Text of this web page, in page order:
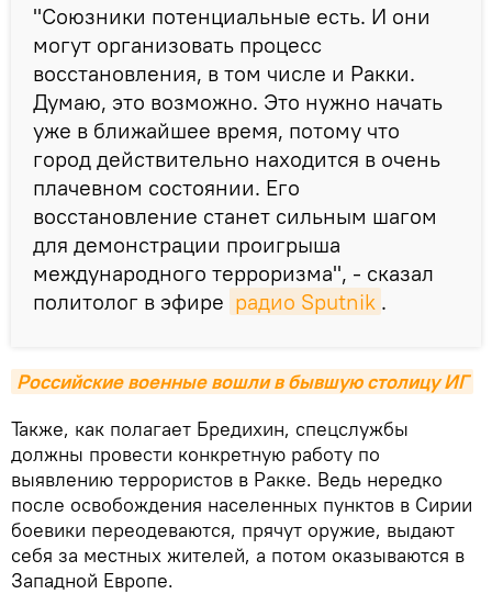
"Союзники потенциальные есть. И они
могут организовать процесс
восстановления, в том числе и Ракки.
Думаю, это возможно. Это нужно начать
уже в ближайшее время, потому что
город действительно находится в очень
плачевном состоянии. Его
восстановление станет сильным шагом
для демонстрации проигрыша
международного терроризма", - сказал
политолог в эфире радио Sputnik .
Российские военные вошли в бывшую столицу ИГ
Также, как полагает Бредихин, спецслужбы
должны провести конкретную работу по
выявлению террористов в Ракке. Ведь нередко
после освобождения населенных пунктов в Сирии
боевики переодеваются, прячут оружие, выдают
себя за местных жителей, а потом оказываются в
Западной Европе.